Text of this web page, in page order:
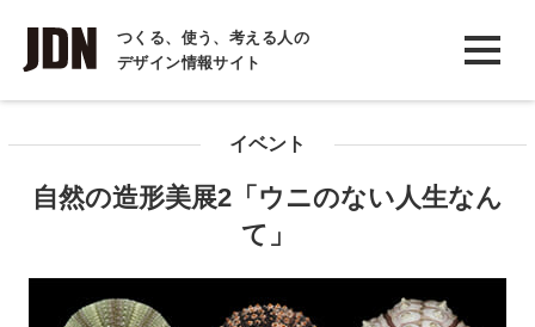
つくる、使う、考える人の
デザイン情報サイト
INTERVIEW
インタビュー
イベント
自然の造形美展2「ウニのない人生なん
て」